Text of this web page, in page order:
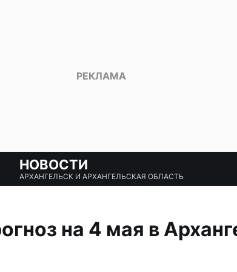
НОВОСТИ
АРХАНГЕЛЬСК И АРХАНГЕЛЬСКАЯ ОБЛАСТЬ
на 4 мая в